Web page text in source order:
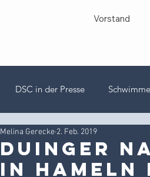
Vorstand
DSC in der Presse
Sportabzeichen Wasserball
Duinger
in
Melina Gerecke 2. Feb. 2019